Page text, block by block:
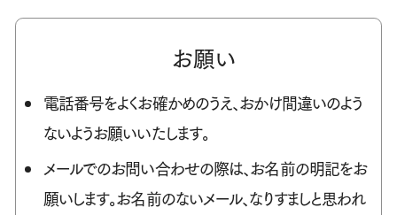
お願い
電話番号をよくお確かめのうえ、おかけ間違いのよう
ないようお願いいたします。
メールでのお問い合わせの際は、お名前の明記をお
願いします。お名前のないメール、なりすましと思われ